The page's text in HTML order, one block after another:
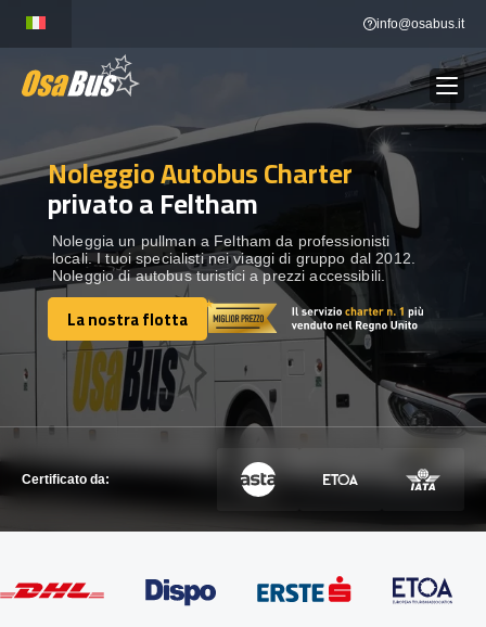
content
info@osabus.it
NOLEGGIO AUTOBUS Show dropdown
DESTINAZIONI Show dropdown
FLOTTA
METTITI IN CONTATTO
METTITI IN CONTATTO
Noleggio Autobus Charter
privato a Feltham
Noleggia un pullman a Feltham da professionisti
locali. I tuoi specialisti nei viaggi di gruppo dal 2012.
Noleggio di autobus turistici a prezzi accessibili.
La nostra flotta
La nostra flotta
Certificato da: